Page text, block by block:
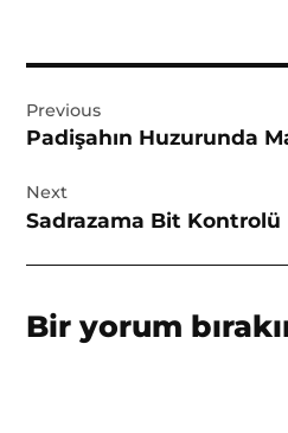
gezinmesi
Previous
Padişahın Huzurunda
Next
Sadrazama Bit Kontrolü
Bir yorum